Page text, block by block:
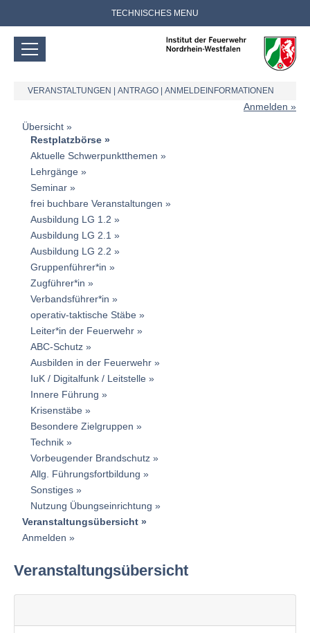
TECHNISCHES MENU
VERANSTALTUNGEN ANTRAGO ANMELDEINFORMATIONEN
Anmelden
Übersicht
Restplatzbörse
Aktuelle Schwerpunktthemen
Lehrgänge
Seminar
frei buchbare Veranstaltungen
Ausbildung LG 1.2
Ausbildung LG 2.1
Ausbildung LG 2.2
Gruppenführer*in
Zugführer*in
Verbandsführer*in
operativ-taktische Stäbe
Leiter*in der Feuerwehr
ABC-Schutz
Ausbilden in der Feuerwehr
IuK / Digitalfunk / Leitstelle
Innere Führung
Krisenstäbe
Besondere Zielgruppen
Technik
Vorbeugender Brandschutz
Allg. Führungsfortbildung
Sonstiges
Nutzung Übungseinrichtung
Veranstaltungsübersicht
Anmelden
Veranstaltungsübersicht